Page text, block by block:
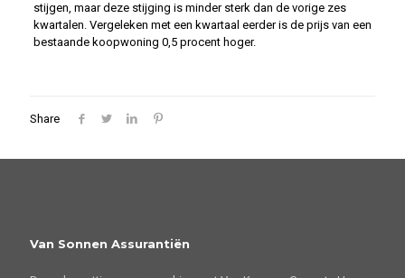
stijgen, maar deze stijging is minder sterk dan de vorige zes
kwartalen. Vergeleken met een kwartaal eerder is de prijs van een
bestaande koopwoning 0,5 procent hoger.
Share
Van Sonnen Assurantiën